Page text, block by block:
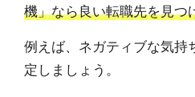
機」なら良い転職先を見つ
例えば、ネガティブな気持
定しましょう。